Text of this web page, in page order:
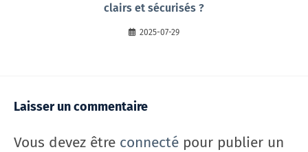
clairs et sécurisés ?
2025-07-29
Laisser un commentaire
Vous devez être connecté pour publier un